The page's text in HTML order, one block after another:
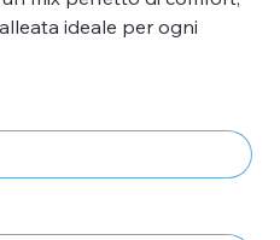
ideale per ogni